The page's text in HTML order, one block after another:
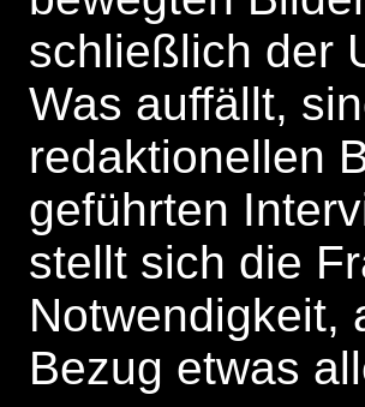
schließlich der
Was auffällt,
redaktionellen
geführten
stellt sich die
Notwendigkeit,
Bezug etwas